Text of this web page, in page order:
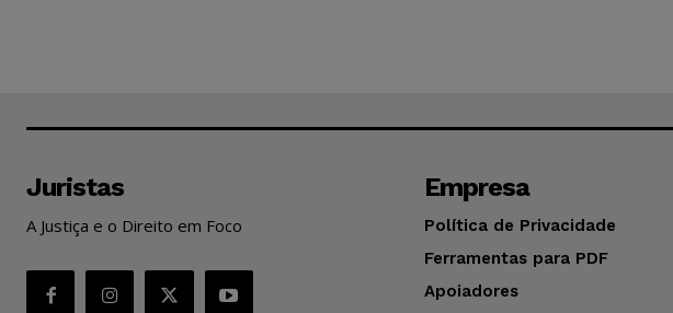
Juristas
A Justiça e o Direito em Foco
Empresa
Política de Privacidade
Ferramentas para PDF
Apoiadores